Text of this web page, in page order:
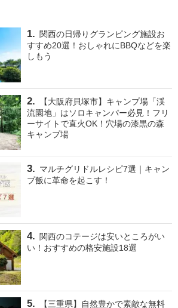
関西の日帰りグランピング施設お
すすめ20選！おしゃれにBBQなどを楽
しもう
【大阪府貝塚市】キャンプ場「渓
流園地」はソロキャンパー必見！フリ
ーサイトで直火OK！穴場の漆黒の森
キャンプ場
マルチグリドルレシピ7選｜キャン
プ飯に革命を起こす！
関西のコテージは安いところがい
い！おすすめの格安施設18選
【三重県】自然豊かで素敵な無料